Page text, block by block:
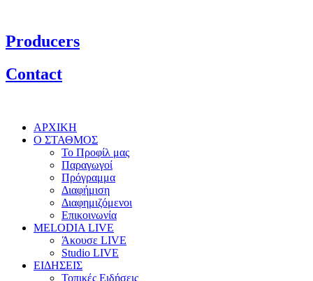
Producers
Contact
ΑΡΧΙΚΗ
Ο ΣΤΑΘΜΟΣ
Το Προφίλ μας
Παραγωγοί
Πρόγραμμα
Διαφήμιση
Διαφημιζόμενοι
Επικοινωνία
MELODIA LIVE
Άκουσε LIVE
Studio LIVE
ΕΙΔΗΣΕΙΣ
Τοπικές Ειδήσεις